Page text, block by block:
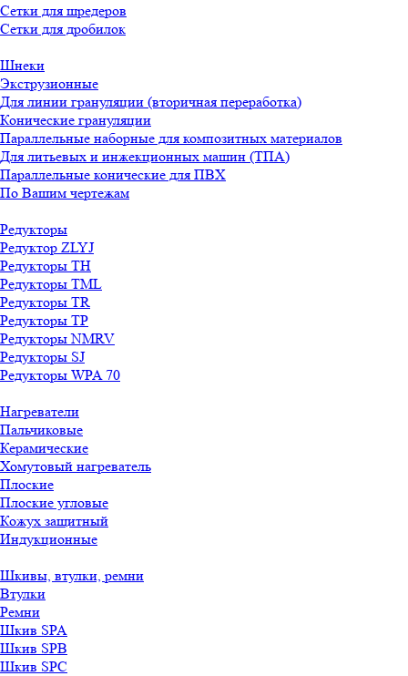
Сетки для шредеров
Сетки для дробилок
Шнеки
Экструзионные
Для линии грануляции (вторичная переработка)
Конические грануляции
Параллельные наборные для композитных материалов
Для литьевых и инжекционных машин (ТПА)
Параллельные конические для ПВХ
По Вашим чертежам
Редукторы
Редуктор ZLYJ
Редукторы TH
Редукторы TML
Редукторы TR
Редукторы TP
Редукторы NMRV
Редукторы SJ
Редукторы WPA 70
Нагреватели
Пальчиковые
Керамические
Хомутовый нагреватель
Плоские
Плоские угловые
Кожух защитный
Индукционные
Шкивы, втулки, ремни
Втулки
Ремни
Шкив SPA
Шкив SPB
Шкив SPC